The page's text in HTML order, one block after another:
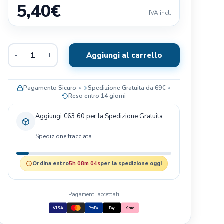
Exclusion
Terra Canis
Baldecchi
JRS- PET CARE
Blue Sky Clayworks
5,40€ IVA incl.
- + Aggiungi al carrello
Pagamento Sicuro
Spedizione Gratuita da 69€
Reso entro 14 giorni
Aggiungi €63,60 per la Spedizione Gratuita
Spedizione tracciata
Ordina entro5h 08m 03sper la spedizione oggi
Pagamenti accettati
VISA PayPal Pay Klarna